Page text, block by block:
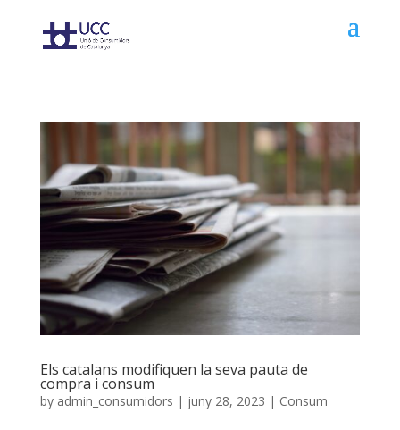
Els catalans modifiquen la seva pauta de
compra i consum
by admin_consumidors | juny 28, 2023 | Consum